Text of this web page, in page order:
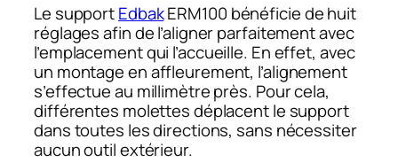
Le supportEdbakERM100 bénéficie de huit
réglages afin de l’aligner parfaitement avec
l’emplacement qui l’accueille. En effet, avec
un montage en affleurement, l’alignement
s’effectue au millimètre près. Pour cela,
différentes molettes déplacent le support
dans toutes les directions, sans nécessiter
aucun outil extérieur.